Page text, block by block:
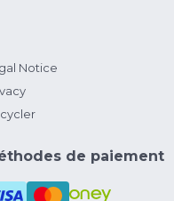
Notice
de paiement